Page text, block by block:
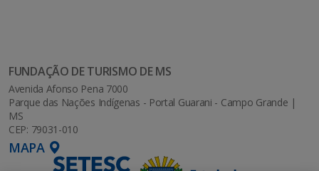
FUNDAÇÃO DE TURISMO DE MS
Avenida Afonso Pena 7000
Parque das Nações Indígenas - Portal Guarani - Campo Grande |
MS
CEP: 79031-010
MAPA